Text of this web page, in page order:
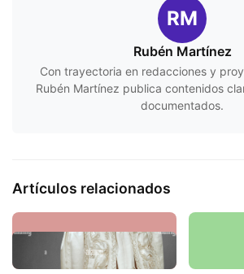
RM
Rubén Martínez
Con trayectoria en redacciones y
Rubén Martínez publica contenidos
documentados.
Artículos relacionados